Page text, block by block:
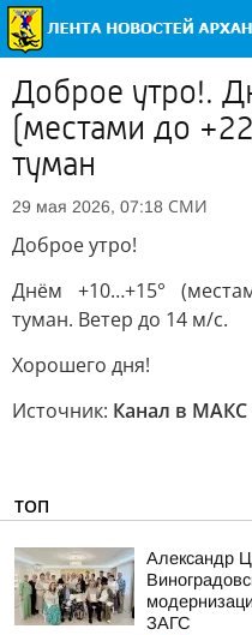
Доброе утро!.
(местами до
туман
29 мая 2026, 07:18 СМИ
Доброе утро!
Днём +10…+15°
туман. Ветер до 14 м/с.
Хорошего дня!
Источник: Канал в
ТОП
Александр
ЗАГС